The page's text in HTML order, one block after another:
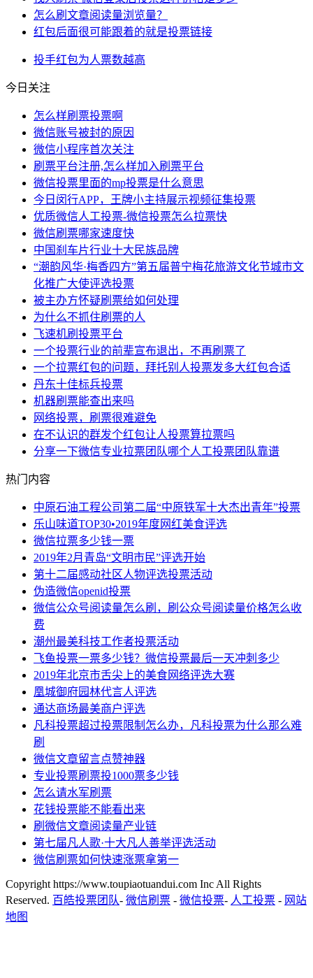
怎么刷文章阅读量浏览量？
红包后面很可能跟着的就是投票链接
投手红包为人票数越高
今日关注
怎么样刷票投票啊
微信账号被封的原因
微信小程序首次关注
刷票平台注册,怎么样加入刷票平台
微信投票里面的mp投票是什么意思
今日闵行APP，王牌小主持展示视频征集投票
优质微信人工投票-微信投票怎么拉票快
微信刷票哪家速度快
中国刹车片行业十大民族品牌
“潮韵风华·梅香四方”第五届普宁梅花旅游文化节城市文
化推广大使评选投票
被主办方怀疑刷票给如何处理
为什么不抓住刷票的人
飞速机刷投票平台
一个投票行业的前辈宣布退出，不再刷票了
一个拉票红包的问题，拜托别人投票发多大红包合适
丹东十佳标兵投票
机器刷票能查出来吗
网络投票，刷票很难避免
在不认识的群发个红包让人投票算拉票吗
分享一下微信专业拉票团队哪个人工投票团队靠谱
热门内容
中原石油工程公司第二届“中原铁军十大杰出青年”投票
乐山味道TOP30•2019年度网红美食评选
微信拉票多少钱一票
2019年2月青岛“文明市民”评选开始
第十二届感动社区人物评选投票活动
伪造微信openid投票
微信公众号阅读量怎么刷，刷公众号阅读量价格怎么收
费
潮州最美科技工作者投票活动
飞鱼投票一票多少钱？微信投票最后一天冲刺多少
2019年北京市舌尖上的美食网络评选大赛
凰城御府园林代言人评选
通达商场最美商户评选
凡科投票超过投票限制怎么办，凡科投票为什么那么难
刷
微信文章留言点赞神器
专业投票刷票投1000票多少钱
怎么请水军刷票
花钱投票能不能看出来
刷微信文章阅读量产业链
第七届凡人歌·十大凡人善举评选活动
微信刷票如何快速涨票拿第一
Copyright https://www.toupiaotuandui.com Inc All Rights
Reserved. 百皓投票团队- 微信刷票 - 微信投票- 人工投票 - 网站
地图